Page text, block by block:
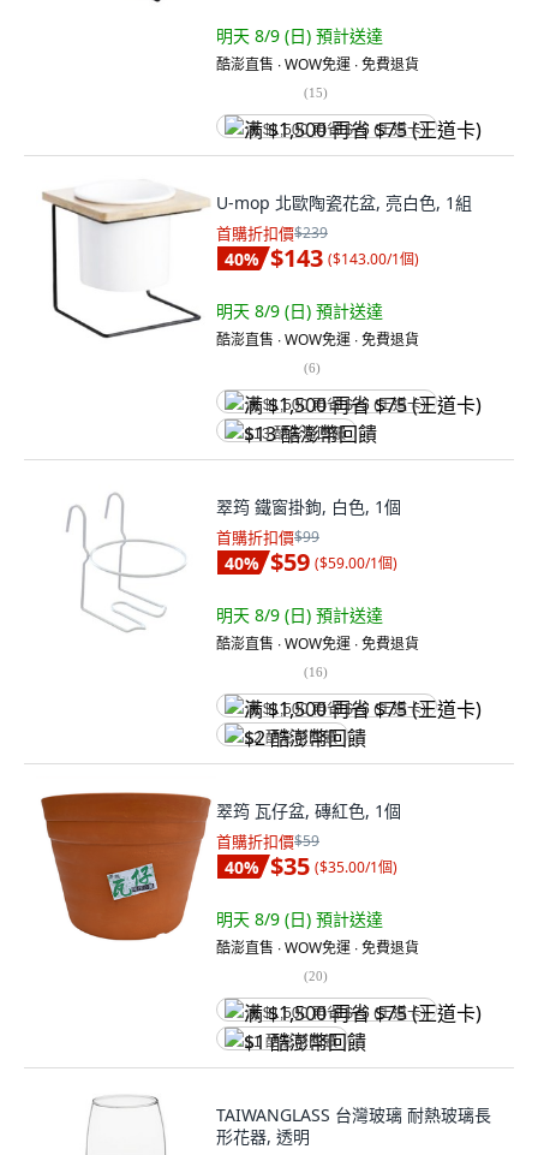
明天 8/9 (日) 預計送達
酷澎直售 ∙ WOW免運 ∙ 免費退貨
(15)
满 $1,500 再省 $75 (王道卡)
U-mop 北歐陶瓷花盆, 亮白色, 1組
首購折扣價$239
40% $143 ($143.00/1個)
明天 8/9 (日) 預計送達
酷澎直售 ∙ WOW免運 ∙ 免費退貨
(6)
满 $1,500 再省 $75 (王道卡)
$13 酷澎幣回饋
翠筠 鐵窗掛鉤, 白色, 1個
首購折扣價$99
40% $59 ($59.00/1個)
明天 8/9 (日) 預計送達
酷澎直售 ∙ WOW免運 ∙ 免費退貨
(16)
满 $1,500 再省 $75 (王道卡)
$2 酷澎幣回饋
翠筠 瓦仔盆, 磚紅色, 1個
首購折扣價$59
40% $35 ($35.00/1個)
明天 8/9 (日) 預計送達
酷澎直售 ∙ WOW免運 ∙ 免費退貨
(20)
满 $1,500 再省 $75 (王道卡)
$1 酷澎幣回饋
TAIWANGLASS 台灣玻璃 耐熱玻璃長
形花器, 透明